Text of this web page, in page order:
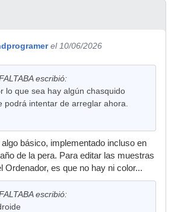
el 10/06/2026
escribió:
lo que sea hay algún chasquido
podrá intentar de arreglar ahora.
básico, implementado incluso en
de la pera. Para editar las muestras
Ordenador, es que no hay ni color...
escribió: